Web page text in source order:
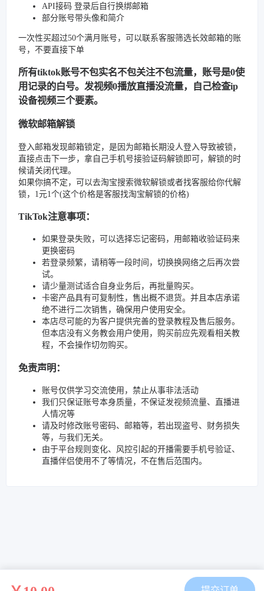
API接码 登录后自行换绑邮箱
部分账号带头像和简介
一次性买超过50个满月账号，可以联系客服筛选长效邮箱的账
号，不要直接下单
所有tiktok账号不包实名不包关注不包流量，账号是0使
用记录的白号。发视频0播放直播没流量，自己检查ip
设备视频三个要素。
微软邮箱解锁
登入邮箱发现邮箱锁定，是因为邮箱长期没人登入导致被锁，
直接点击下一步，拿自己手机号接验证码解锁即可，解锁的时
候请关闭代理。
如果你搞不定，可以去淘宝搜索微软解锁或者找客服给你代解
锁，1元1个(这个价格是客服找淘宝解锁的价格)
TikTok注意事项：
如果登录失败，可以选择忘记密码，用邮箱收验证码来
更换密码
若登录频繁，请稍等一段时间，切换换网络之后再次尝
试。
请少量测试适合自身业务后，再批量购买。
卡密产品具有可复制性，售出概不退货。并且本店承诺
绝不进行二次销售，确保用户使用安全。
本店尽可能的为客户提供完善的登录教程及售后服务。
但本店没有义务教会用户使用，购买前应先观看相关教
程，不会操作切勿购买。
免责声明：
账号仅供学习交流使用，禁止从事非法活动
我们只保证账号本身质量，不保证发视频流量、直播进
人情况等
请及时修改账号密码、邮箱等，若出现盗号、财务损失
等，与我们无关。
由于平台规则变化、风控引起的开播需要手机号验证、
直播伴侣使用不了等情况，不在售后范围内。